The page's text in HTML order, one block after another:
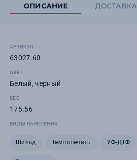
ОПИСАНИЕ ДОСТАВКА
АРТИКУЛ
63027.60
ЦВЕТ
Белый, черный
ВЕС
175.56
ВИДЫ НАНЕСЕНИЯ
Шильд Тампопечать УФ-ДТФ